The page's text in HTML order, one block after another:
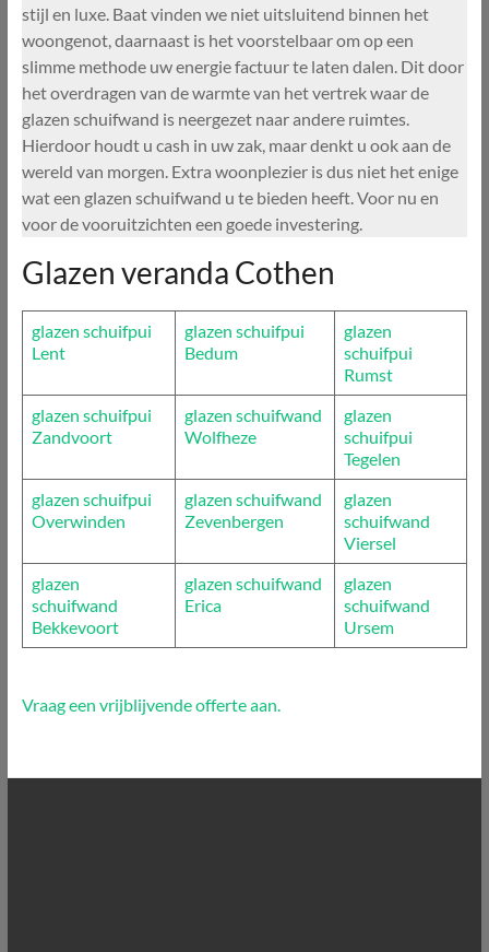
stijl en luxe. Baat vinden we niet uitsluitend binnen het
woongenot, daarnaast is het voorstelbaar om op een
slimme methode uw energie factuur te laten dalen. Dit door
het overdragen van de warmte van het vertrek waar de
glazen schuifwand is neergezet naar andere ruimtes.
Hierdoor houdt u cash in uw zak, maar denkt u ook aan de
wereld van morgen. Extra woonplezier is dus niet het enige
wat een glazen schuifwand u te bieden heeft. Voor nu en
voor de vooruitzichten een goede investering.
Glazen veranda Cothen
glazen schuifpui
Lent
glazen schuifpui
Bedum
glazen
schuifpui
Rumst
glazen schuifpui
Zandvoort
glazen schuifwand
Wolfheze
glazen
schuifpui
Tegelen
glazen schuifpui
Overwinden
glazen schuifwand
Zevenbergen
glazen
schuifwand
Viersel
glazen
schuifwand
Bekkevoort
glazen schuifwand
Erica
glazen
schuifwand
Ursem
Vraag een vrijblijvende offerte aan.